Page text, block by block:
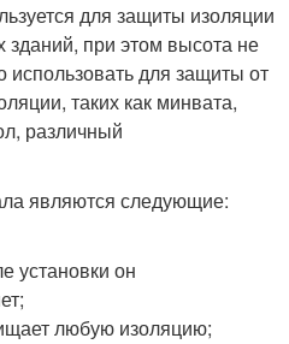
для защиты изоляции
при этом высота не
для защиты от
таких как минвата,
различный
являются следующие:
установки он
любую изоляцию;